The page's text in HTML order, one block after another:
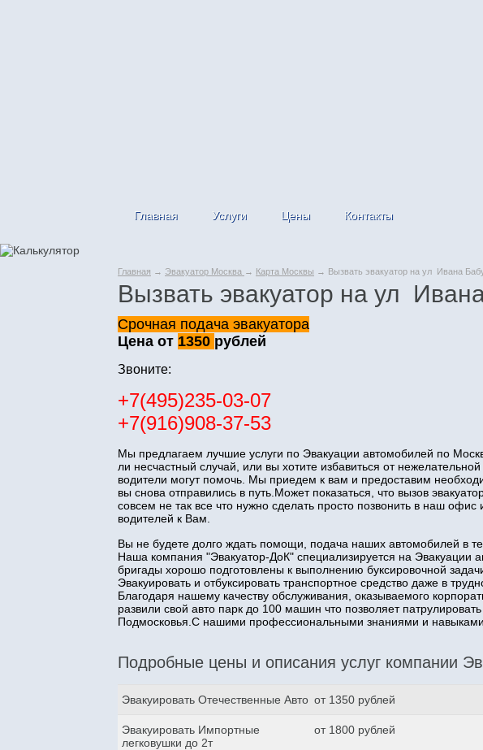
Главная Услуги Цены Контакты
Главная → Эвакуатор Москва → Карта Москвы → Вызвать эвакуатор на ул Ивана
Вызвать эвакуатор на ул
Срочная подача эвакуатора
Цена от 1350 рублей
Звоните:
+7(495)235-03-07
+7(916)908-37-53
Мы предлагаем лучшие услуги по Эвакуации автомобилей по
ли несчастный случай, или вы хотите избавиться от
водители могут помочь. Мы приедем к вам и предоставим
вы снова отправились в путь.Может показаться, что вызов
совсем не так все что нужно сделать просто позвонить в наш
водителей к Вам.
Вы не будете долго ждать помощи, подача наших автомобилей в
Наша компания "Эвакуатор-ДоК" специализируется на Эвакуации
бригады хорошо подготовлены к выполнению буксировочной
Эвакуировать и отбуксировать транспортное средство даже в
Благодаря нашему качеству обслуживания, оказываемого
развили свой авто парк до 100 машин что позволяет
Подмосковья.С нашими профессиональными знаниями и навыками
Подробные цены и описания услуг компании
Эвакуировать Отечественные Авто от 1350 рублей
Эвакуировать Импортные
легковушки до 2т
от 1800 рублей